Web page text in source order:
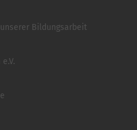
Bildungsarbeit